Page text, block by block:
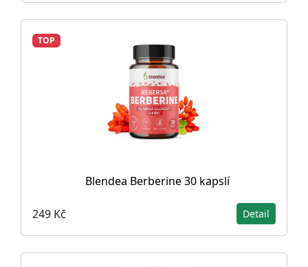
TOP
Blendea Berberine 30 kapslí
249 Kč Detail